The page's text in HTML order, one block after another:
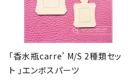
「香水瓶carre’ M/S 2種類セッ
ト 」エンボスパーツ